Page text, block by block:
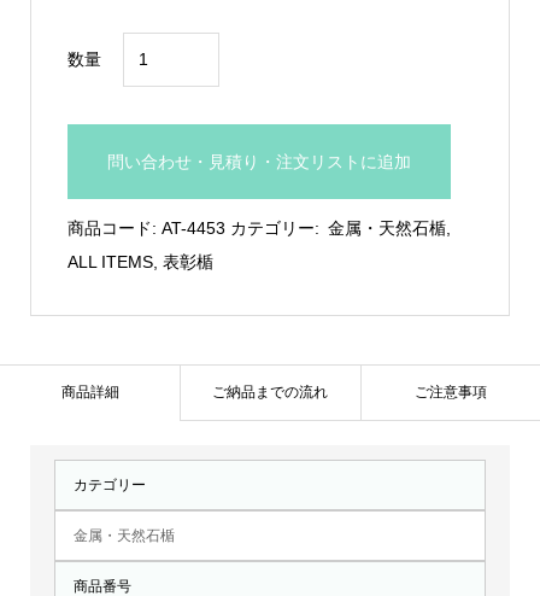
数量
凰
盾：
問い合わせ・見積り・注文リストに追加
商品コード: AT-4453 カテゴリー: 金属・天然石楯,
ALL ITEMS, 表彰楯
商品詳細 ご納品までの流れ ご注意事項
カテゴリー
金属・天然石楯
商品番号